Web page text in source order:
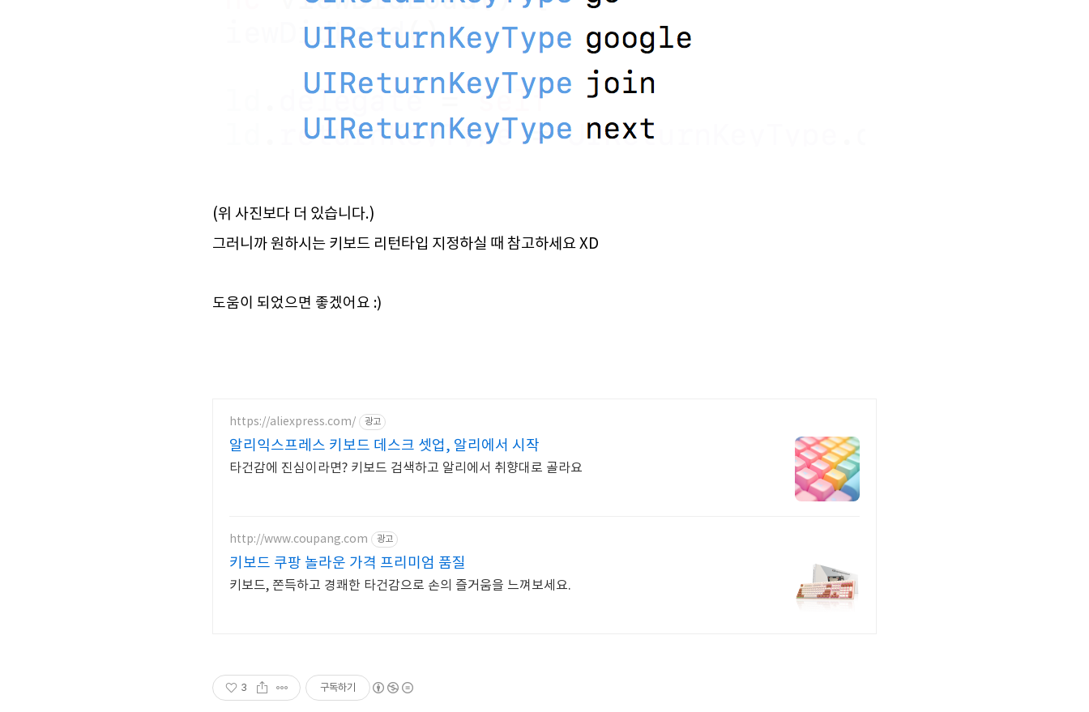
(위 사진보다 더 있습니다.)
그러니까 원하시는 키보드 리턴타입 지정하실 때 참고하세요 XD
도움이 되었으면 좋겠어요 :)
https://aliexpress.com/ 광고
알리익스프레스 키보드 데스크 셋업, 알리에서 시작
타건감에 진심이라면? 키보드 검색하고 알리에서 취향대로 골라요
http://www.coupang.com 광고
키보드 쿠팡 놀라운 가격 프리미엄 품질
키보드, 쫀득하고 경쾌한 타건감으로 손의 즐거움을 느껴보세요.
3 구독하기